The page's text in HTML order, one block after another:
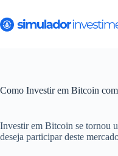
para
o
Como Investir em Bitcoin
Investir em Bitcoin se tornou
deseja participar deste